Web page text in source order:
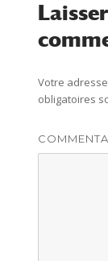
Votre
obligatoires